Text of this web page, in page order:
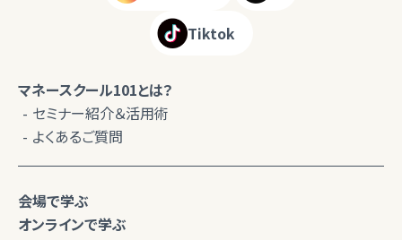
Tiktok
マネースクール101とは？
セミナー紹介＆活用術
よくあるご質問
会場で学ぶ
オンラインで学ぶ